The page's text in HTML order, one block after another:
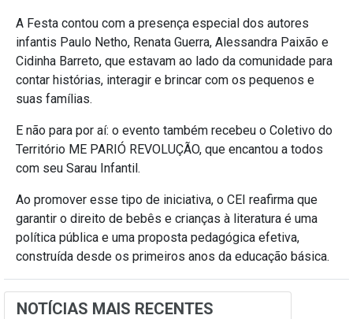
A Festa contou com a presença especial dos autores
infantis Paulo Netho, Renata Guerra, Alessandra Paixão e
Cidinha Barreto, que estavam ao lado da comunidade para
contar histórias, interagir e brincar com os pequenos e
suas famílias.
E não para por aí: o evento também recebeu o Coletivo do
Território ME PARIÓ REVOLUÇÃO, que encantou a todos
com seu Sarau Infantil.
Ao promover esse tipo de iniciativa, o CEI reafirma que
garantir o direito de bebês e crianças à literatura é uma
política pública e uma proposta pedagógica efetiva,
construída desde os primeiros anos da educação básica.
NOTÍCIAS MAIS RECENTES